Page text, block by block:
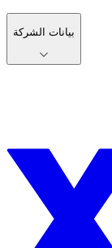
بيانات الشركة